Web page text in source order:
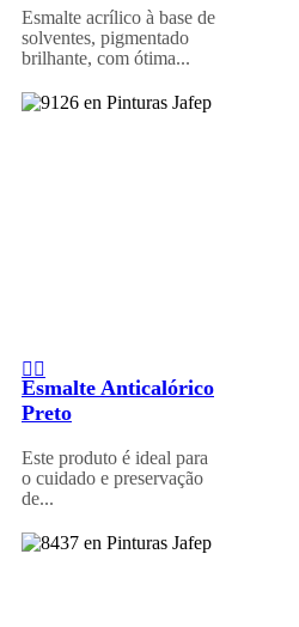
Esmalte acrílico à base de
solventes, pigmentado
brilhante, com ótima...
Esmalte Anticalórico
Preto
Este produto é ideal para
o cuidado e preservação
de...